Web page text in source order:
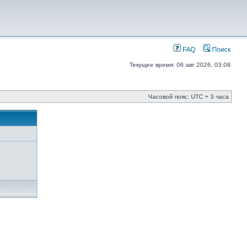
FAQ Поиск
Текущее время: 06 авг 2026, 03:08
Часовой пояс: UTC + 3 часа